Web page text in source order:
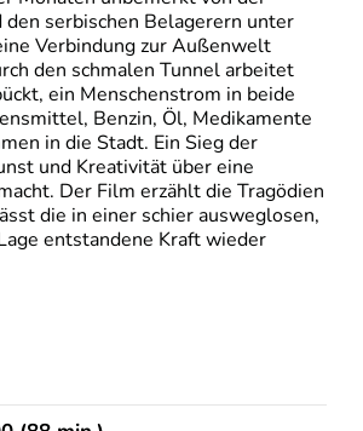
den serbischen Belagerern unter
Verbindung zur Außenwelt
den schmalen Tunnel arbeitet
ein Menschenstrom in beide
Benzin, Öl, Medikamente
in die Stadt. Ein Sieg der
und Kreativität über eine
Der Film erzählt die Tragödien
die in einer schier ausweglosen,
entstandene Kraft wieder